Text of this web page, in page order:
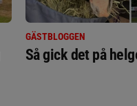
GÄSTBLOGGEN
Så gick det på